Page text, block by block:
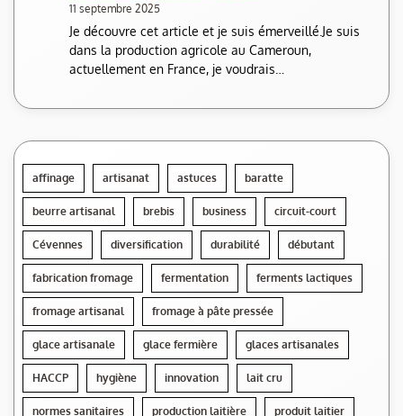
11 septembre 2025
Je découvre cet article et je suis émerveillé.Je suis
dans la production agricole au Cameroun,
actuellement en France, je voudrais…
affinage artisanat astuces baratte
beurre artisanal brebis business circuit-court
Cévennes diversification durabilité débutant
fabrication fromage fermentation ferments lactiques
fromage artisanal fromage à pâte pressée
glace artisanale glace fermière glaces artisanales
HACCP hygiène innovation lait cru
normes sanitaires production laitière produit laitier